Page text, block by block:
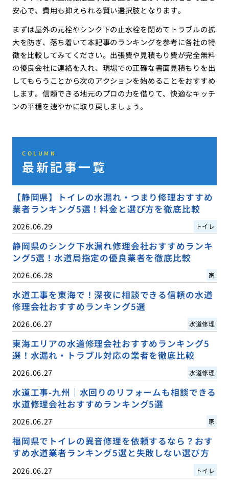
安心で、費用も抑えられる賢い選択肢となります。
まずは屋外の元栓やシンク下の止水栓を閉めてトラブルの拡
大を防ぎ、落ち着いて本記事のランキングを参考に各社の特
徴を比較してみてください。出張費や見積もり費が完全無料
の優良会社に連絡を入れ、現場での正確な書面見積もりを出
してもらうことから次のアクションを始めることをおすすめ
します。信頼できる地元のプロの力を借りて、快適なキッチ
ンの平穏を速やかに取り戻しましょう。
COLUMN
最新記事一覧
【静岡県】トイレの水漏れ・つまり修理おすすめ
業者ランキング5選！料金と選び方を徹底比較
2026.06.29 トイレ
静岡県のシンク下水漏れ修理会社おすすめランキ
ング5選！水道局指定の優良業者を徹底比較
2026.06.28 家
水道工事を東海で！深夜に相談できる信頼の水道
修理会社おすすめランキング5選
2026.06.27 水道修理
東海エリアの水道修理会社おすすめランキング5
選！水漏れ・トラブル対応の業者を徹底比較
2026.06.27 水道修理
水道工事-九州｜水回りのリフォームも相談できる
水道修理会社おすすめランキング5選
2026.06.27 家
福岡県でトイレの異音修理を依頼するなら？おす
すめ水道業者ランキング5選と失敗しない選び方
2026.06.27 トイレ